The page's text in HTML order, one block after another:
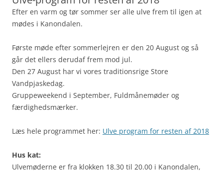
Efter en varm og tør sommer ser alle ulve frem til igen at
mødes i Kanondalen.
Første møde efter sommerlejren er den 20 August og så
går det ellers derudaf frem mod jul.
Den 27 August har vi vores traditionsrige Store
Vandpjaskedag.
Gruppeweekend i September, Fuldmånemøder og
færdighedsmærker.
Læs hele programmet her: Ulve program for resten af 2018
Hus kat:
Ulvemøderne er fra klokken 18.30 til 20.00 i Kanondalen,